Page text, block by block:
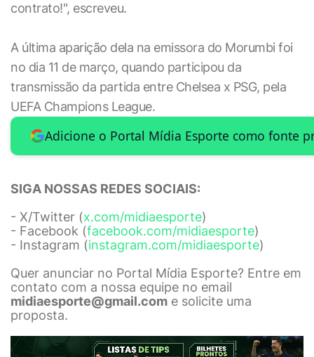
contrato!", escreveu.
A última aparição dela na emissora do Morumbi foi
no dia 11 de março, quando participou da
transmissão da partida entre Chelsea x PSG, pela
UEFA Champions League.
Adicione o Portal Mídia Esporte como fonte
SIGA NOSSAS REDES SOCIAIS:
- X/Twitter (x.com/midiaesporte)
- Facebook (facebook.com/midiaesporte)
- Instagram (instagram.com/midiaesporte)
Quer anunciar no Portal Mídia Esporte? Entre em
contato com a nossa equipe no email
midiaesporte@gmail.com e solicite uma
proposta.